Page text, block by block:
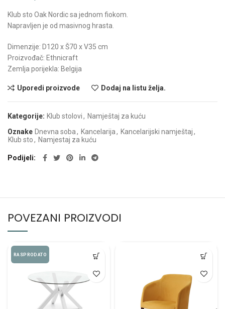
Klub sto Oak Nordic sa jednom fiokom.
Napravljen je od masivnog hrasta.
Dimenzije: D120 x Š70 x V35 cm
Proizvođač: Ethnicraft
Zemlja porijekla: Belgija
Uporedi proizvode Dodaj na listu želja.
Kategorije: Klub stolovi, Namještaj za kuću
Oznake Dnevna soba, Kancelarija, Kancelarijski namještaj,
Klub sto, Namjestaj za kuću
Podijeli
POVEZANI PROIZVODI
RASPRODATO